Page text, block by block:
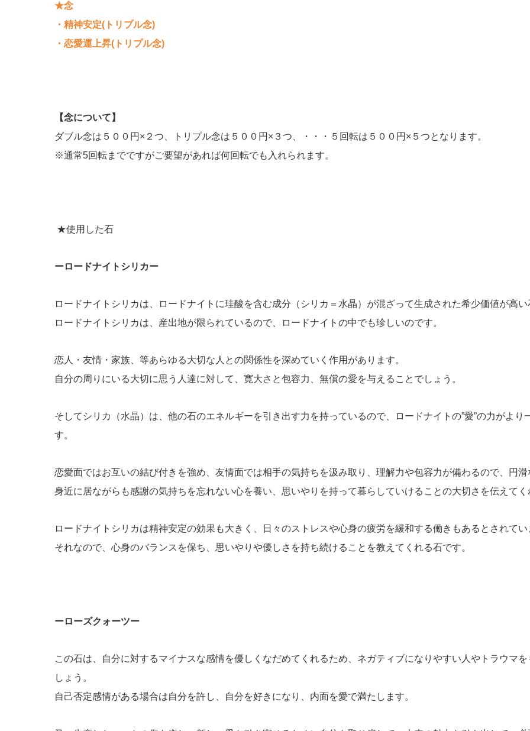
★念
・精神安定(トリプル念)
・恋愛運上昇(トリプル念)
【念について】
ダブル念は５００円×２つ、トリプル念は５００円×３つ、・・・５回転は５００円×５つとなります。
※通常5回転までですがご要望があれば何回転でも入れられます。
★使用した石
ーロードナイトシリカー
ロードナイトシリカは、ロードナイトに珪酸を含む成分（シリカ＝水晶）が混ざって生成された希少価値が高
ロードナイトシリカは、産出地が限られているので、ロードナイトの中でも珍しいのです。
恋人・友情・家族、等あらゆる大切な人との関係性を深めていく作用があります。
自分の周りにいる大切に思う人達に対して、寛大さと包容力、無償の愛を与えることでしょう。
そしてシリカ（水晶）は、他の石のエネルギーを引き出す力を持っているので、ロードナイトの”愛”の力がよ
す。
恋愛面ではお互いの結び付きを強め、友情面では相手の気持ちを汲み取り、理解力や包容力が備わるので、円
身近に居ながらも感謝の気持ちを忘れない心を養い、思いやりを持って暮らしていけることの大切さを伝えて
ロードナイトシリカは精神安定の効果も大きく、日々のストレスや心身の疲労を緩和する働きもあるとされてい
それなので、心身のバランスを保ち、思いやりや優しさを持ち続けることを教えてくれる石です。
ーローズクォーツー
この石は、自分に対するマイナスな感情を優しくなだめてくれるため、ネガティブになりやすい人やトラウマ
しょう。
自己否定感情がある場合は自分を許し、自分を好きになり、内面を愛で満たします。